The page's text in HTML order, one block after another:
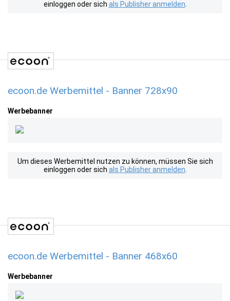
einloggen oder sich als Publisher anmelden
ecoon.de Werbemittel - Banner 728x90
Werbebanner
Um dieses Werbemittel nutzen zu können, müssen Sie sich
einloggen oder sich als Publisher anmelden
ecoon.de Werbemittel - Banner 468x60
Werbebanner